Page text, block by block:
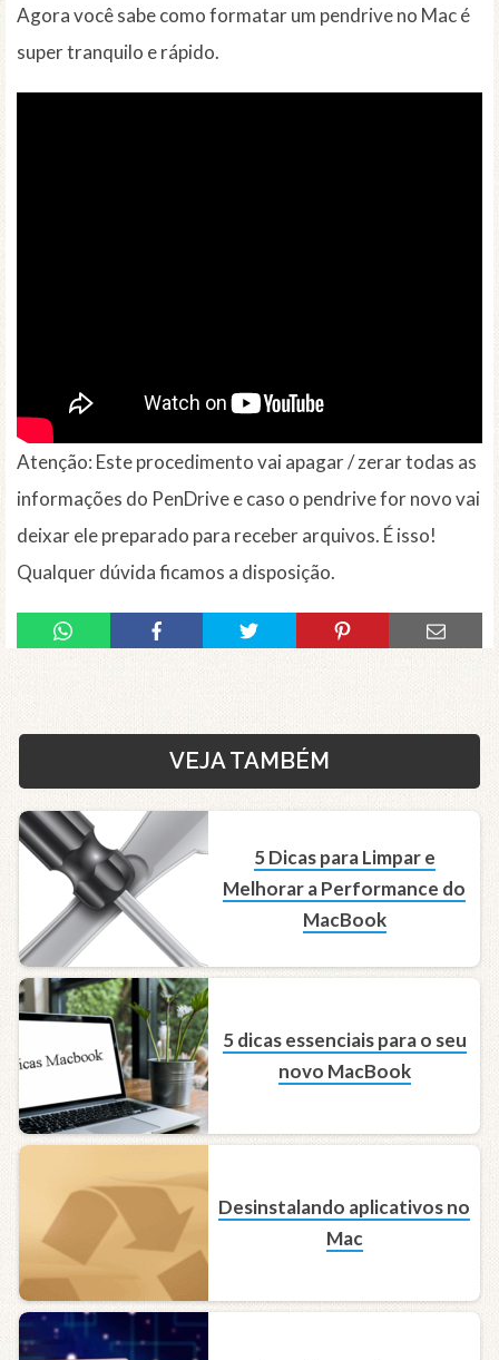
Agora você sabe como formatar um pendrive no Mac é
super tranquilo e rápido.
Atenção: Este procedimento vai apagar / zerar todas as
informações do PenDrive e caso o pendrive for novo vai
deixar ele preparado para receber arquivos. É isso!
Qualquer dúvida ficamos a disposição.
VEJA TAMBÉM
5 Dicas para Limpar e
Melhorar a Performance do
MacBook
5 dicas essenciais para o seu
novo MacBook
Desinstalando aplicativos no
Mac